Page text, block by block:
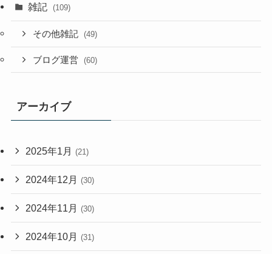
雑記 (109)
その他雑記 (49)
ブログ運営 (60)
アーカイブ
2025年1月 (21)
2024年12月 (30)
2024年11月 (30)
2024年10月 (31)